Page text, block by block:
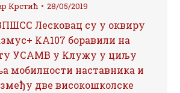
Крстић 28/05/2019
Лесковац су у оквиру
КА107 боравили на
УСАМВ у Клужу у циљу
мобилности наставника и
две високошколске